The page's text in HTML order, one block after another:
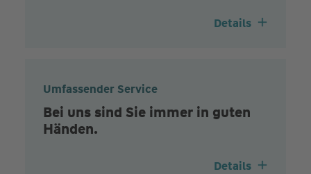
Details
Umfassender Service
Bei uns sind Sie immer in guten
Händen.
Details